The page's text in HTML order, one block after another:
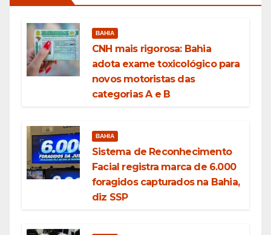
BAHIA
CNH mais rigorosa: Bahia
adota exame toxicológico para
novos motoristas das
categorias A e B
BAHIA
Sistema de Reconhecimento
Facial registra marca de 6.000
foragidos capturados na Bahia,
diz SSP